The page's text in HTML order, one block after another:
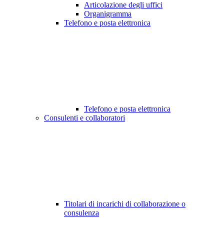
Articolazione degli uffici
Organigramma
Telefono e posta elettronica
Telefono e posta elettronica
Consulenti e collaboratori
Titolari di incarichi di collaborazione o
consulenza